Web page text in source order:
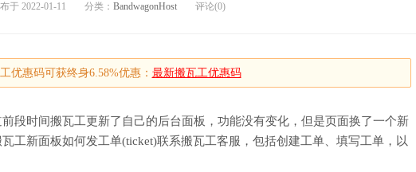
于 2022-01-11 分类： BandwagonHost 评论(0)
优惠码可获终身6.58%优惠： 最新搬瓦工优惠码
段时间搬瓦工更新了自己的后台面板，功能没有变化，但是页面换了一个新
工新面板如何发工单(ticket)联系搬瓦工客服，包括创建工单、填写工单，以